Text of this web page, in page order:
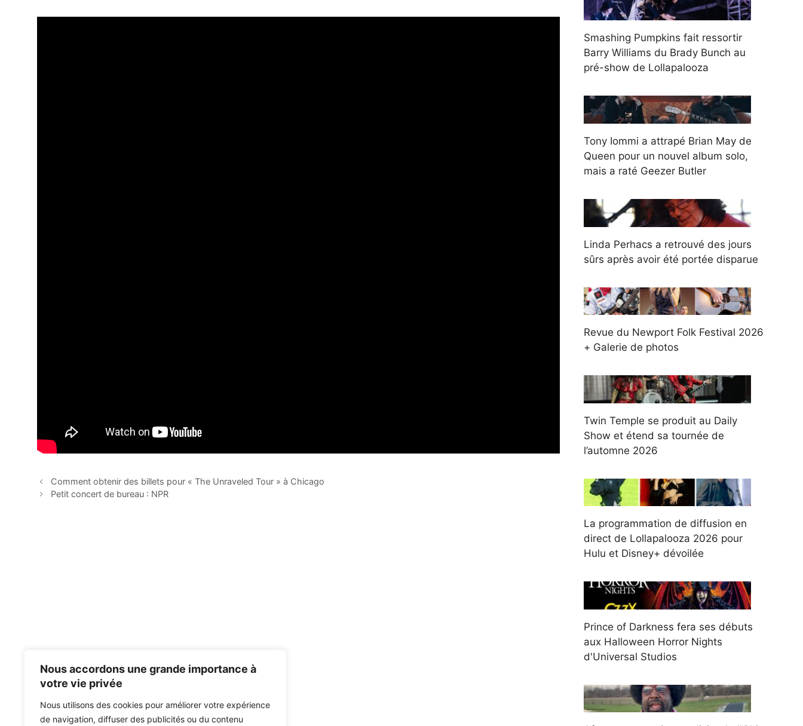
Nous accordons une grande importance à
votre vie privée
Nous utilisons des cookies pour améliorer votre expérience
de navigation, diffuser des publicités ou du contenu
Comment obtenir des billets pour « The Unraveled Tour » à Chicago
Petit concert de bureau : NPR
Smashing Pumpkins fait ressortir
Barry Williams du Brady Bunch au
pré-show de Lollapalooza
Tony Iommi a attrapé Brian May de
Queen pour un nouvel album solo,
mais a raté Geezer Butler
Linda Perhacs a retrouvé des jours
sûrs après avoir été portée disparue
Revue du Newport Folk Festival 2026
+ Galerie de photos
Twin Temple se produit au Daily
Show et étend sa tournée de
l’automne 2026
La programmation de diffusion en
direct de Lollapalooza 2026 pour
Hulu et Disney+ dévoilée
Prince of Darkness fera ses débuts
aux Halloween Horror Nights
d'Universal Studios